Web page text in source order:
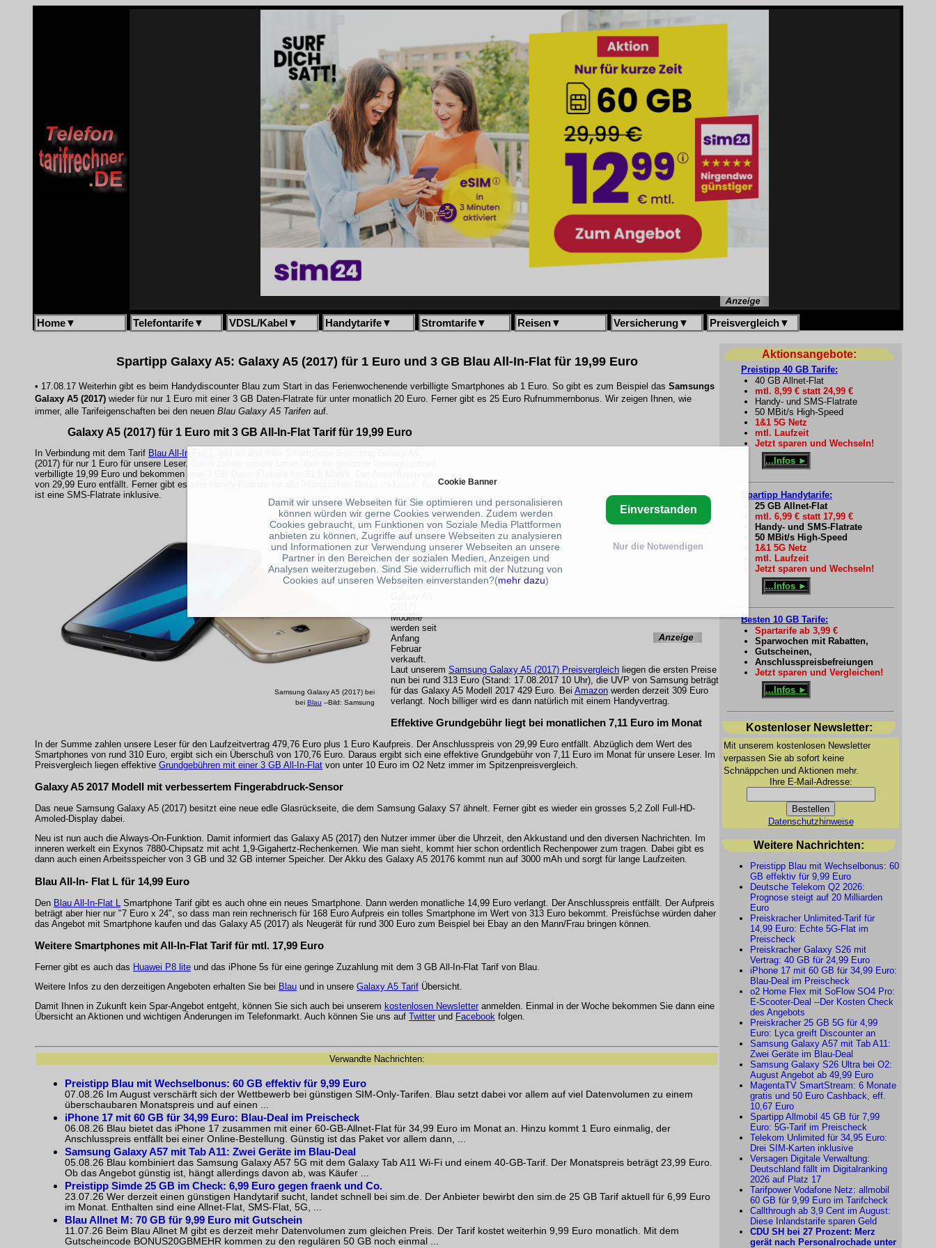
Home▼ Telefontarife▼ VDSL/Kabel ▼ Handytarife▼ Stromtarife▼ Reisen▼ Versicherung▼ Preisvergleich▼
Spartipp Galaxy A5: Galaxy A5 (2017) für 1 Euro und 3 GB Blau All-In-Flat für 19,99 Euro
• 17.08.17 Weiterhin gibt es beim Handydiscounter Blau zum Start in das Ferienwochenende verbilligte Smartphones ab 1 Euro. So gibt es zum Beispiel das Samsungs
Galaxy A5 (2017) wieder für nur 1 Euro mit einer 3 GB Daten-Flatrate für unter monatlich 20 Euro. Ferner gibt es 25 Euro Rufnummernbonus. Wir zeigen Ihnen, wie
immer, alle Tarifeigenschaften bei den neuen Blau Galaxy A5 Tarifen auf.
Galaxy A5 (2017) für 1 Euro mit 3 GB All-In-Flat Tarif für 19,99 Euro
In Verbindung mit dem Tarif Blau All-In-Flat L
(2017) für nur 1 Euro für unsere Leser. Dabei zahlen unsere Leser über die gesamte Vertragslaufzeit
verbilligte 19,99 Euro und bekommen eine 3 GB Daten-Flatrate bei 21,6 Mbit/s. Der Anschlusspreis
von 29,99 Euro entfällt. Ferner gibt es eine Handy-Flatrate für alle inländischen Netze inklusive. Auch
ist eine SMS-Flatrate inklusive.
Samsung Galaxy A5 (2017) bei
bei Blau --Bild: Samsung
Samsung
Galaxy A5
(2017)
Preise ab
310 Euro
Die neuen
Modelle
werden seit
Anfang
Februar
verkauft.
Laut unserem Samsung Galaxy A5 (2017) Preisvergleich liegen die ersten Preise
nun bei rund 313 Euro (Stand: 17.08.2017 10 Uhr), die UVP von Samsung beträgt
für das Galaxy A5 Modell 2017 429 Euro. Bei Amazon werden derzeit 309 Euro
verlangt. Noch billiger wird es dann natürlich mit einem Handyvertrag.
Effektive Grundgebühr liegt bei monatlichen 7,11 Euro im Monat
In der Summe zahlen unsere Leser für den Laufzeitvertrag 479,76 Euro plus 1 Euro Kaufpreis. Der Anschlusspreis von 29,99 Euro entfällt. Abzüglich dem Wert des
Smartphones von rund 310 Euro, ergibt sich ein Überschuß von 170,76 Euro. Daraus ergibt sich eine effektive Grundgebühr von 7,11 Euro im Monat für unsere Leser. Im
Preisvergleich liegen effektive Grundgebühren mit einer 3 GB All-In-Flat von unter 10 Euro im O2 Netz immer im Spitzenpreisvergleich.
Galaxy A5 2017 Modell mit verbessertem Fingerabdruck-Sensor
Das neue Samsung Galaxy A5 (2017) besitzt eine neue edle Glasrückseite, die dem Samsung Galaxy S7 ähnelt. Ferner gibt es wieder ein grosses 5,2 Zoll Full-HD-
Amoled-Display dabei.
Neu ist nun auch die Always-On-Funktion. Damit informiert das Galaxy A5 (2017) den Nutzer immer über die Uhrzeit, den Akkustand und den diversen Nachrichten. Im
inneren werkelt ein Exynos 7880-Chipsatz mit acht 1,9-Gigahertz-Rechenkernen. Wie man sieht, kommt hier schon ordentlich Rechenpower zum tragen. Dabei gibt es
dann auch einen Arbeitsspeicher von 3 GB und 32 GB interner Speicher. Der Akku des Galaxy A5 20176 kommt nun auf 3000 mAh und sorgt für lange Laufzeiten.
Blau All-In- Flat L für 14,99 Euro
Den Blau All-In-Flat L
Smartphone Tarif gibt es auch ohne ein neues Smartphone. Dann werden monatliche 14,99 Euro verlangt. Der Anschlusspreis entfällt. Der Aufpreis
beträgt aber hier nur "7 Euro x 24", so dass man rein rechnerisch für 168 Euro Aufpreis ein tolles Smartphone im Wert von 313 Euro bekommt. Preisfüchse würden daher
das Angebot mit Smartphone kaufen und das Galaxy A5 (2017) als Neugerät für rund 300 Euro zum Beispiel bei Ebay an den Mann/Frau bringen können.
Weitere Smartphones mit All-In-Flat Tarif für mtl. 17,99 Euro
Ferner gibt es auch das Huawei P8 lite und das iPhone 5s für eine geringe Zuzahlung mit dem 3 GB All-In-Flat Tarif von Blau.
Weitere Infos zu den derzeitigen Angeboten erhalten Sie bei Blau und in unsere Galaxy A5 Tarif Übersicht.
Damit Ihnen in Zukunft kein Spar-Angebot entgeht, können Sie sich auch bei unserem kostenlosen Newsletter anmelden. Einmal in der Woche bekommen Sie dann eine
Übersicht an Aktionen und wichtigen Änderungen im Telefonmarkt. Auch können Sie uns auf Twitter und Facebook folgen.
Verwandte Nachrichten:
Preistipp Blau mit Wechselbonus: 60 GB effektiv für 9,99 Euro
07.08.26 Im August verschärft sich der Wettbewerb bei günstigen SIM-Only-Tarifen. Blau setzt dabei vor allem auf viel Datenvolumen zu einem
überschaubaren Monatspreis und auf einen ...
iPhone 17 mit 60 GB für 34,99 Euro: Blau-Deal im Preischeck
06.08.26 Blau bietet das iPhone 17 zusammen mit einer 60-GB-Allnet-Flat für 34,99 Euro im Monat an. Hinzu kommt 1 Euro einmalig, der
Anschlusspreis entfällt bei einer Online-Bestellung. Günstig ist das Paket vor allem dann, ...
Samsung Galaxy A57 mit Tab A11: Zwei Geräte im Blau-Deal
05.08.26 Blau kombiniert das Samsung Galaxy A57 5G mit dem Galaxy Tab A11 Wi-Fi und einem 40-GB-Tarif. Der Monatspreis beträgt 23,99 Euro.
Ob das Angebot günstig ist, hängt allerdings davon ab, was Käufer ...
Preistipp Simde 25 GB im Check: 6,99 Euro gegen fraenk und Co.
23.07.26 Wer derzeit einen günstigen Handytarif sucht, landet schnell bei sim.de. Der Anbieter bewirbt den sim.de 25 GB Tarif aktuell für 6,99 Euro
im Monat. Enthalten sind eine Allnet-Flat, SMS-Flat, 5G, ...
Blau Allnet M: 70 GB für 9,99 Euro mit Gutschein
11.07.26 Beim Blau Allnet M gibt es derzeit mehr Datenvolumen zum gleichen Preis. Der Tarif kostet weiterhin 9,99 Euro monatlich. Mit dem
Gutscheincode BONUS20GBMEHR kommen zu den regulären 50 GB noch einmal ...
Aktionsangebote:
Preistipp 40 GB Tarife:
40 GB Allnet-Flat
mtl. 8,99 € statt 24,99 €
Handy- und SMS-Flatrate
50 MBit/s High-Speed
1&1 5G Netz
mtl. Laufzeit
Jetzt sparen und Wechseln!
...Infos ►
Spartipp Handytarife:
25 GB Allnet-Flat
mtl. 6,99 € statt 17,99 €
Handy- und SMS-Flatrate
50 MBit/s High-Speed
1&1 5G Netz
mtl. Laufzeit
Jetzt sparen und Wechseln!
...Infos ►
Besten 10 GB Tarife:
Spartarife ab 3,99 €
Sparwochen mit Rabatten,
Gutscheinen,
Anschlusspreisbefreiungen
Jetzt sparen und Vergleichen!
...Infos ►
Kostenloser Newsletter:
Mit unserem kostenlosen Newsletter
verpassen Sie ab sofort keine
Schnäppchen und Aktionen mehr.
Ihre E-Mail-Adresse:
Datenschutzhinweise
Weitere Nachrichten:
Preistipp Blau mit Wechselbonus: 60
GB effektiv für 9,99 Euro
Deutsche Telekom Q2 2026:
Prognose steigt auf 20 Milliarden
Euro
Preiskracher Unlimited-Tarif für
14,99 Euro: Echte 5G-Flat im
Preischeck
Preiskracher Galaxy S26 mit
Vertrag: 40 GB für 24,99 Euro
iPhone 17 mit 60 GB für 34,99 Euro:
Blau-Deal im Preischeck
o2 Home Flex mit SoFlow SO4 Pro:
E-Scooter-Deal --Der Kosten Check
des Angebots
Preiskracher 25 GB 5G für 4,99
Euro: Lyca greift Discounter an
Samsung Galaxy A57 mit Tab A11:
Zwei Geräte im Blau-Deal
Samsung Galaxy S26 Ultra bei O2:
August Angebot ab 49,99 Euro
MagentaTV SmartStream: 6 Monate
gratis und 50 Euro Cashback, eff.
10,67 Euro
Spartipp Allmobil 45 GB für 7,99
Euro: 5G-Tarif im Preischeck
Telekom Unlimited für 34,95 Euro:
Drei SIM-Karten inklusive
Versagen Digitale Verwaltung:
Deutschland fällt im Digitalranking
2026 auf Platz 17
Tarifpower Vodafone Netz: allmobil
60 GB für 9,99 Euro im Tarifcheck
Callthrough ab 3,9 Cent im August:
Diese Inlandstarife sparen Geld
CDU SH bei 27 Prozent: Merz
gerät nach Personalrochade unter
Cookie Banner
Damit wir unsere Webseiten für Sie optimieren und personalisieren
können würden wir gerne Cookies verwenden. Zudem werden
Cookies gebraucht, um Funktionen von Soziale Media Plattformen
anbieten zu können, Zugriffe auf unsere Webseiten zu analysieren
und Informationen zur Verwendung unserer Webseiten an unsere
Partner in den Bereichen der sozialen Medien, Anzeigen und
Analysen weiterzugeben. Sind Sie widerruflich mit der Nutzung von
Cookies auf unseren Webseiten einverstanden?(mehr dazu)
Einverstanden
Nur die Notwendigen